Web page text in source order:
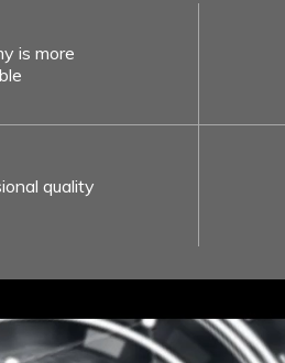
is more
quality